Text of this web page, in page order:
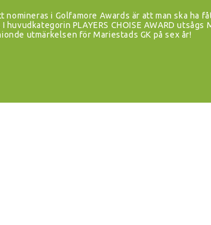
nomineras i Golfamore Awards är att man ska ha
I huvudkategorin PLAYERS CHOISE AWARD
utmärkelsen för Mariestads GK på sex år!